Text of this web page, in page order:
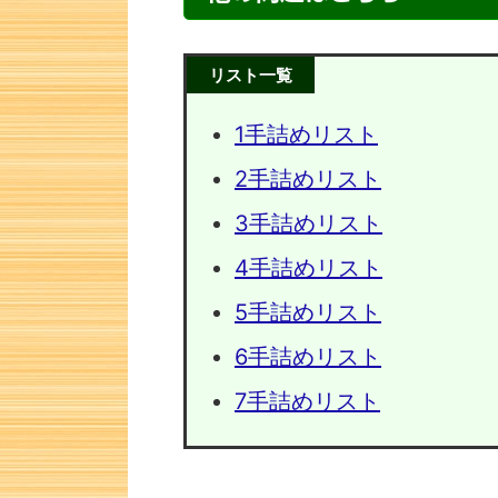
リスト一覧
1手詰めリスト
2手詰めリスト
3手詰めリスト
4手詰めリスト
5手詰めリスト
6手詰めリスト
7手詰めリスト
次の一手問題・10